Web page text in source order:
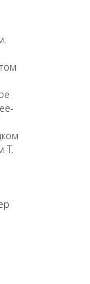
Т.